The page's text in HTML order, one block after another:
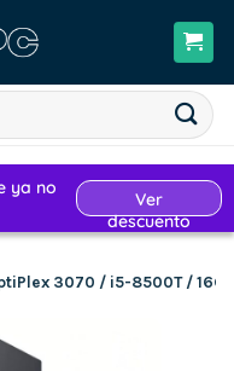
3070 / i5-8500T / 16GB